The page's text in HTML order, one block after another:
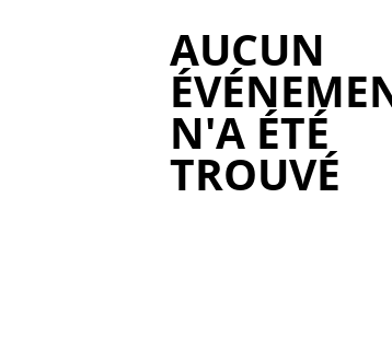
AUCUN
N'A ÉTÉ
TROUVÉ